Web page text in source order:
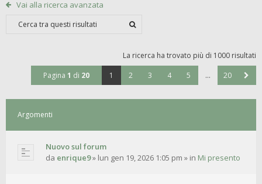
Vai alla ricerca avanzata
La ricerca ha trovato più di 1000 risultati
Pagina 1 di 20 1 2 3 4 5 … 20
Argomenti
Nuovo sul forum
da enrique9» lun gen 19, 2026 1:05 pm » in Mi presento